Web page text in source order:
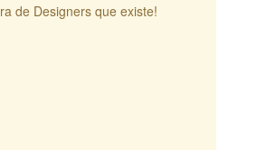
de Designers que existe!